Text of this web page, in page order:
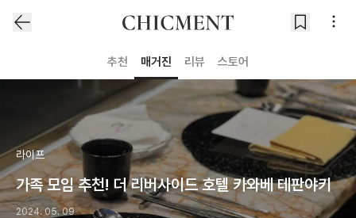
추천 매거진 리뷰 스토어
라이프
가족 모임 추천! 더 리버사이드 호텔 카와베 테판야키
2024. 05. 09